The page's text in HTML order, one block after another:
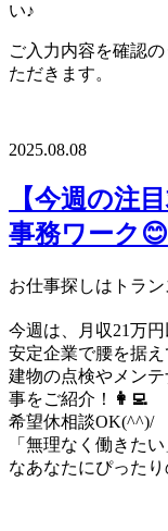
い♪
ご入力内容を確認
ただきます。
2025.08.08
【今週の注
事務ワーク😊
お仕事探しはトラ
今週は、月収21万
安定企業で腰を据
建物の点検やメン
事をご紹介！
👩‍💻
希望休相談OK(^^)/
「無理なく働きた
なあなたにぴった